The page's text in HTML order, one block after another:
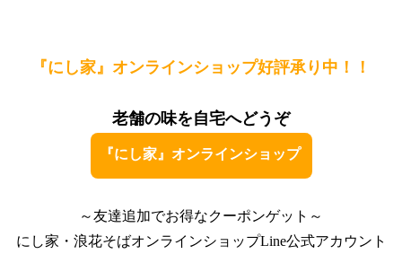
『にし家』オンラインショップ好評承り中！！
老舗の味を自宅へどうぞ
『にし家』オンラインショップ
～友達追加でお得なクーポンゲット～
にし家・浪花そばオンラインショップLine公式アカウント